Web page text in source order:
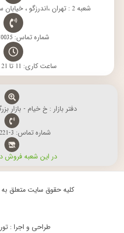
شعبه 2 : تهران ،اندرزگو ، خیابان سلیمی شمالی ، پلاک 119
شماره تماس: 22680035-021
ساعت کاری: 11 تا 21 - همه روزه
دفتر بازار : خ خیام - بازار
شماره تماس: 3-55155221-021
در این شعبه فروش
کلیه حقوق سایت متعلق به
طراحی و اجرا :